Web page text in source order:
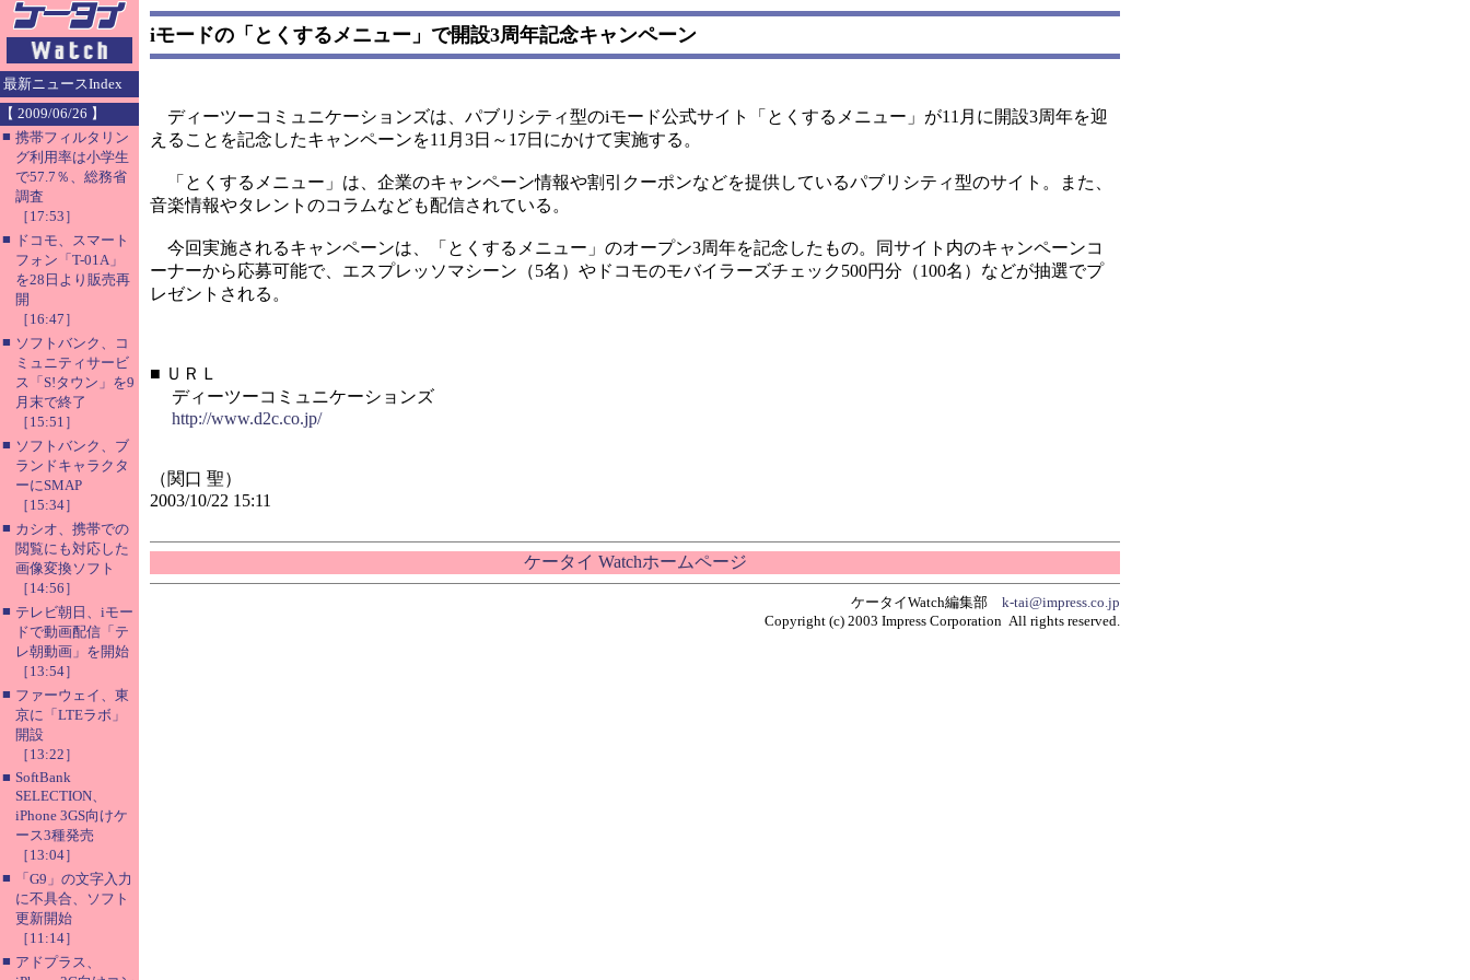
最新ニュースIndex
【 2009/06/26 】
■ 携帯フィルタリン
グ利用率は小学生
で57.7％、総務省
調査
［17:53］
■ ドコモ、スマート
フォン「T-01A」
を28日より販売再
開
［16:47］
■ ソフトバンク、コ
ミュニティサービ
ス「S!タウン」を9
月末で終了
［15:51］
■ ソフトバンク、ブ
ランドキャラクタ
ーにSMAP
［15:34］
■ カシオ、携帯での
閲覧にも対応した
画像変換ソフト
［14:56］
■ テレビ朝日、iモー
ドで動画配信「テ
レ朝動画」を開始
［13:54］
■ ファーウェイ、東
京に「LTEラボ」
開設
［13:22］
■ SoftBank
SELECTION、
iPhone 3GS向けケ
ース3種発売
［13:04］
■
「G9」の文字入力
に不具合、ソフト
更新開始
［11:14］
■ アドプラス、
iモードの「とくするメニュー」で開設3周年記念キャンペーン
ディーツーコミュニケーションズは、パブリシティ型のiモード公式サイト「とくするメニュー」が11月に開設3周年を迎
えることを記念したキャンペーンを11月3日～17日にかけて実施する。
「とくするメニュー」は、企業のキャンペーン情報や割引クーポンなどを提供しているパブリシティ型のサイト。また、
音楽情報やタレントのコラムなども配信されている。
今回実施されるキャンペーンは、「とくするメニュー」のオープン3周年を記念したもの。同サイト内のキャンペーンコ
ーナーから応募可能で、エスプレッソマシーン（5名）やドコモのモバイラーズチェック500円分（100名）などが抽選でプ
レゼントされる。
■ ＵＲＬ
ディーツーコミュニケーションズ
http://www.d2c.co.jp/
（関口 聖）
2003/10/22 15:11
ケータイ Watchホームページ
ケータイWatch編集部 k-tai@impress.co.jp
Copyright (c) 2003 Impress Corporation All rights reserved.